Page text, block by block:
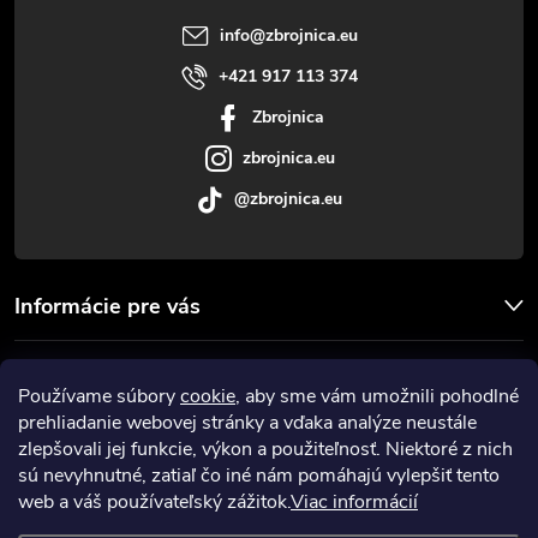
Používame súborycookie, aby sme vám umožnili pohodlné
prehliadanie webovej stránky a vďaka analýze neustále
zlepšovali jej funkcie, výkon a použiteľnosť. Niektoré z nich
sú nevyhnutné, zatiaľ čo iné nám pomáhajú vylepšiť tento
web a váš používateľský zážitok.Viac informácií
Informácie pre vás
Prijímame online platby
info@zbrojnica.eu
+421 917 113 374
Zbrojnica
zbrojnica.eu
@zbrojnica.eu